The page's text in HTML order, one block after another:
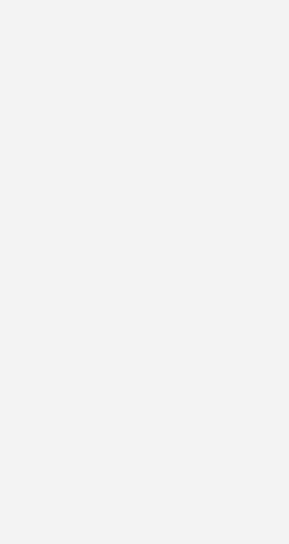
delegieren –
Folge erfahren Sie, wie Sie
können und welche Tools
wettbewerbsfähiger zu